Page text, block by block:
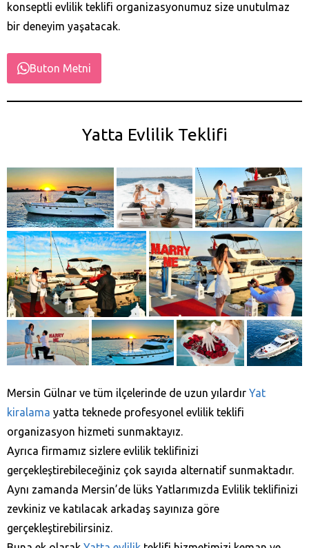
konseptli evlilik teklifi organizasyonumuz size unutulmaz
bir deneyim yaşatacak.
Buton Metni
Yatta Evlilik Teklifi
Mersin Gülnar ve tüm ilçelerinde de uzun yılardır Yat
kiralama yatta teknede profesyonel evlilik teklifi
organizasyon hizmeti sunmaktayız.
Ayrıca firmamız sizlere evlilik teklifinizi
gerçekleştirebileceğiniz çok sayıda alternatif sunmaktadır.
Aynı zamanda Mersin’de lüks Yatlarımızda Evlilik teklifinizi
zevkiniz ve katılacak arkadaş sayınıza göre
gerçekleştirebilirsiniz.